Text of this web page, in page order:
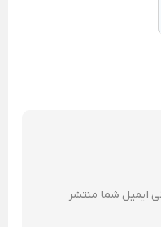
ایمیل شما منتشر